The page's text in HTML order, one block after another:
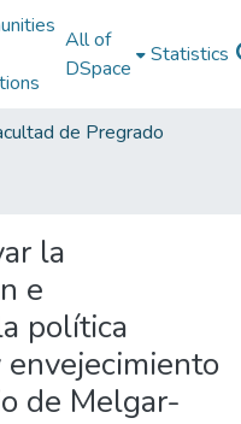
All of
DSpace
Statistics
de Pregrado
la
e
política
de Melgar-